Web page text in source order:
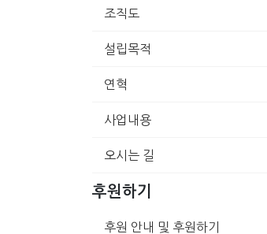
조직도
설립목적
연혁
사업내용
오시는 길
후원하기
후원 안내 및 후원하기